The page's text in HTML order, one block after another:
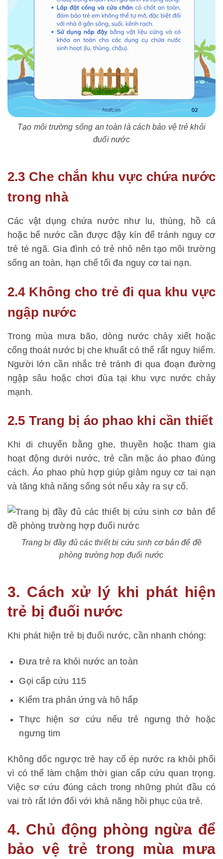
Tạo môi trường sống an toàn là cách bảo vệ trẻ khỏi
đuối nước
2.3 Che chắn khu vực chứa nước
trong nhà
Các vật dụng chứa nước như lu, thùng, hồ cá
hoặc bể nước cần được đậy kín để tránh nguy cơ
trẻ té ngã. Gia đình có trẻ nhỏ nên tạo môi trường
sống an toàn, hạn chế tối đa nguy cơ tai nạn.
2.4 Không cho trẻ đi qua khu vực
ngập nước
Trong mùa mưa bão, dòng nước chảy xiết hoặc
cống thoát nước bị che khuất có thể rất nguy hiểm.
Người lớn cần nhắc trẻ tránh đi qua đoạn đường
ngập sâu hoặc chơi đùa tại khu vực nước chảy
mạnh.
2.5 Trang bị áo phao khi cần thiết
Khi di chuyển bằng ghe, thuyền hoặc tham gia
hoạt động dưới nước, trẻ cần mặc áo phao đúng
cách. Áo phao phù hợp giúp giảm nguy cơ tai nạn
và tăng khả năng sống sót nếu xảy ra sự cố.
Trang bị đầy đủ các thiết bị cứu sinh cơ bản để đề
phòng trường hợp đuối nước
3. Cách xử lý khi phát hiện
trẻ bị đuối nước
Khi phát hiện trẻ bị đuối nước, cần nhanh chóng:
Đưa trẻ ra khỏi nước an toàn
Gọi cấp cứu 115
Kiểm tra phản ứng và hô hấp
Thực hiện sơ cứu nếu trẻ ngưng thở hoặc
ngưng tim
Không dốc ngược trẻ hay cố ép nước ra khỏi phổi
vì có thể làm chậm thời gian cấp cứu quan trọng.
Việc sơ cứu đúng cách trong những phút đầu có
vai trò rất lớn đối với khả năng hồi phục của trẻ.
4. Chủ động phòng ngừa để
bảo vệ trẻ trong mùa mưa